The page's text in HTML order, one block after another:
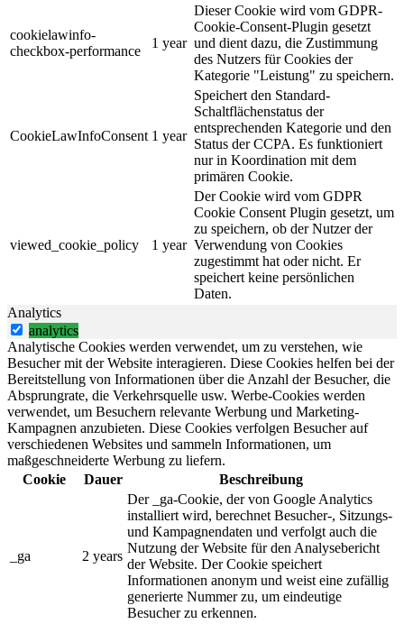
cookielawinfo-
checkbox-performance
1 year
Dieser Cookie wird vom GDPR-
Cookie-Consent-Plugin gesetzt
und dient dazu, die Zustimmung
des Nutzers für Cookies der
Kategorie "Leistung" zu speichern.
CookieLawInfoConsent 1 year
Speichert den Standard-
Schaltflächenstatus der
entsprechenden Kategorie und den
Status der CCPA. Es funktioniert
nur in Koordination mit dem
primären Cookie.
viewed_cookie_policy 1 year
Der Cookie wird vom GDPR
Cookie Consent Plugin gesetzt, um
zu speichern, ob der Nutzer der
Verwendung von Cookies
zugestimmt hat oder nicht. Er
speichert keine persönlichen
Daten.
Analytics
analytics
Analytische Cookies werden verwendet, um zu verstehen, wie
Besucher mit der Website interagieren. Diese Cookies helfen bei der
Bereitstellung von Informationen über die Anzahl der Besucher, die
Absprungrate, die Verkehrsquelle usw. Werbe-Cookies werden
verwendet, um Besuchern relevante Werbung und Marketing-
Kampagnen anzubieten. Diese Cookies verfolgen Besucher auf
verschiedenen Websites und sammeln Informationen, um
maßgeschneiderte Werbung zu liefern.
Cookie
Dauer Beschreibung
_ga 2 years
Der _ga-Cookie, der von Google Analytics
installiert wird, berechnet Besucher-, Sitzungs-
und Kampagnendaten und verfolgt auch die
Nutzung der Website für den Analysebericht
der Website. Der Cookie speichert
Informationen anonym und weist eine zufällig
generierte Nummer zu, um eindeutige
Besucher zu erkennen.